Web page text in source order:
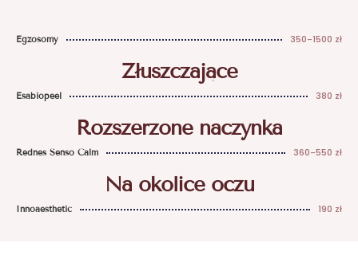
Egzosomy 350-1500 zł
Złuszczające
Esabiopeel 380 zł
Rozszerzone naczynka
Rednes Senso Calm 360-550 zł
Na okolice oczu
Innoaesthetic 190 zł